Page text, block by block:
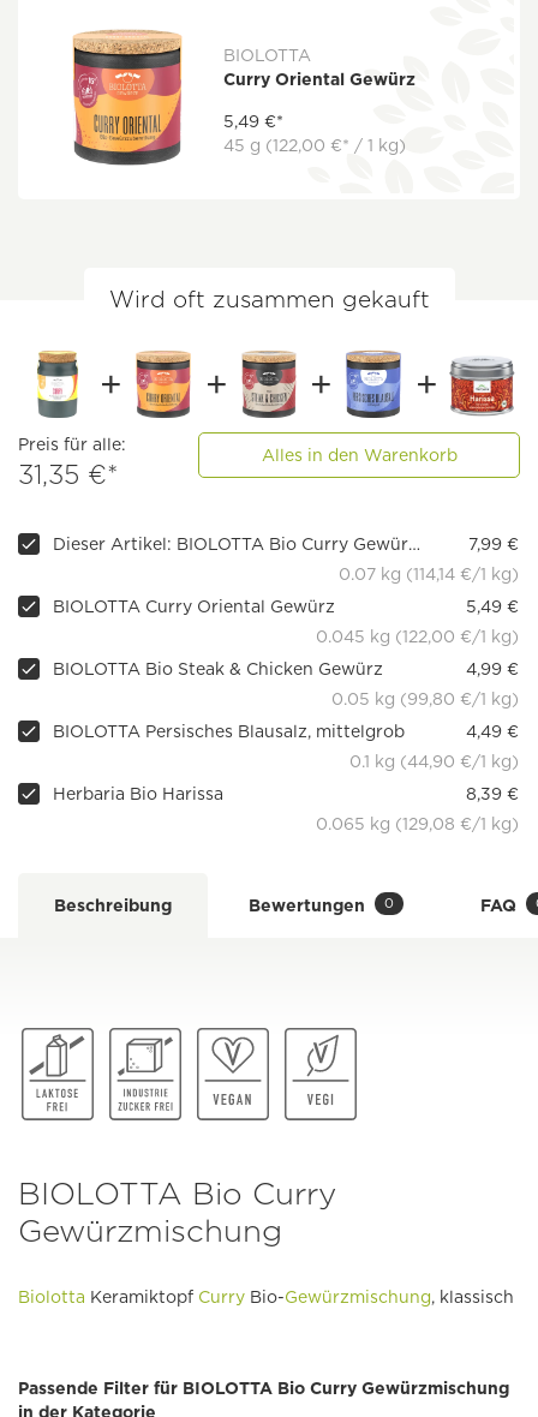
BIOLOTTA
Curry Oriental Gewürz
5,49 €*
45 g (122,00 €* / 1 kg)
Wird oft zusammen gekauft
Preis für alle:
31,35 €*
Alles in den Warenkorb
Dieser Artikel: BIOLOTTA Bio Curry Gewürzmischung
7,99 €
0.07 kg (114,14 €/1 kg)
BIOLOTTA Curry Oriental Gewürz
5,49 €
0.045 kg (122,00 €/1 kg)
BIOLOTTA Bio Steak & Chicken Gewürz
4,99 €
0.05 kg (99,80 €/1 kg)
BIOLOTTA Persisches Blausalz, mittelgrob
4,49 €
0.1 kg (44,90 €/1 kg)
Herbaria Bio Harissa
8,39 €
0.065 kg (129,08 €/1 kg)
Beschreibung Bewertungen 0 FAQ
BIOLOTTA Bio Curry
Gewürzmischung
Biolotta Keramiktopf Curry Bio-Gewürzmischung, klassisch
Passende Filter für BIOLOTTA Bio Curry Gewürzmischung
in der Kategorie